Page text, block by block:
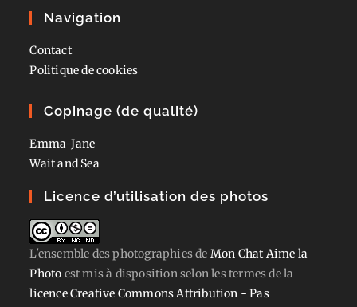
Navigation
Contact
Politique de cookies
Copinage (de qualité)
Emma-Jane
Wait and Sea
Licence d’utilisation des photos
L'ensemble des photographiesde Mon Chat Aime la
Photo est mis à disposition selon les termes de la
licence Creative Commons Attribution - Pas